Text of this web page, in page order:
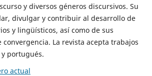
y diversos géneros discursivos. Su
divulgar y contribuir al desarrollo de
y lingüísticos, así como de sus
La revista acepta trabajos
portugués.
actual